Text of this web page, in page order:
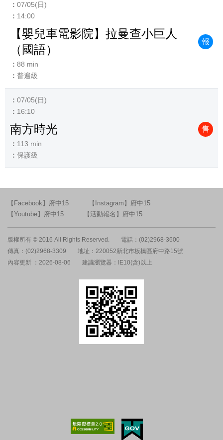
07/05(日)
14:00
【嬰兒車電影院】拉曼查小巨人
（國語）
報
88 min
普遍級
07/05(日)
16:10
南方時光 售
113 min
保護級
【Facebook】府中15
【Instagram】府中15
【Youtube】府中15
【活動報名】府中15
版權所有 © 2016 All Rights Reserved.
電話：(02)2968-3600
傳真：(02)2968-3309
地址：220052新北市板橋區府中路15號
內容更新 ：2026-08-06
建議瀏覽器：IE10(含)以上